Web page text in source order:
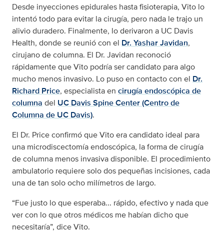
Desde inyecciones epidurales hasta fisioterapia, Vito lo
intentó todo para evitar la cirugía, pero nada le trajo un
alivio duradero. Finalmente, lo derivaron a UC Davis
Health, donde se reunió con el Dr. Yashar Javidan,
cirujano de columna. El Dr. Javidan reconoció
rápidamente que Vito podría ser candidato para algo
mucho menos invasivo. Lo puso en contacto con el Dr.
Richard Price, especialista en cirugía endoscópica de
columna del UC Davis Spine Center (Centro de
Columna de UC Davis).
El Dr. Price confirmó que Vito era candidato ideal para
una microdiscectomía endoscópica, la forma de cirugía
de columna menos invasiva disponible. El procedimiento
ambulatorio requiere solo dos pequeñas incisiones, cada
una de tan solo ocho milímetros de largo.
“Fue justo lo que esperaba... rápido, efectivo y nada que
ver con lo que otros médicos me habían dicho que
necesitaría”, dice Vito.